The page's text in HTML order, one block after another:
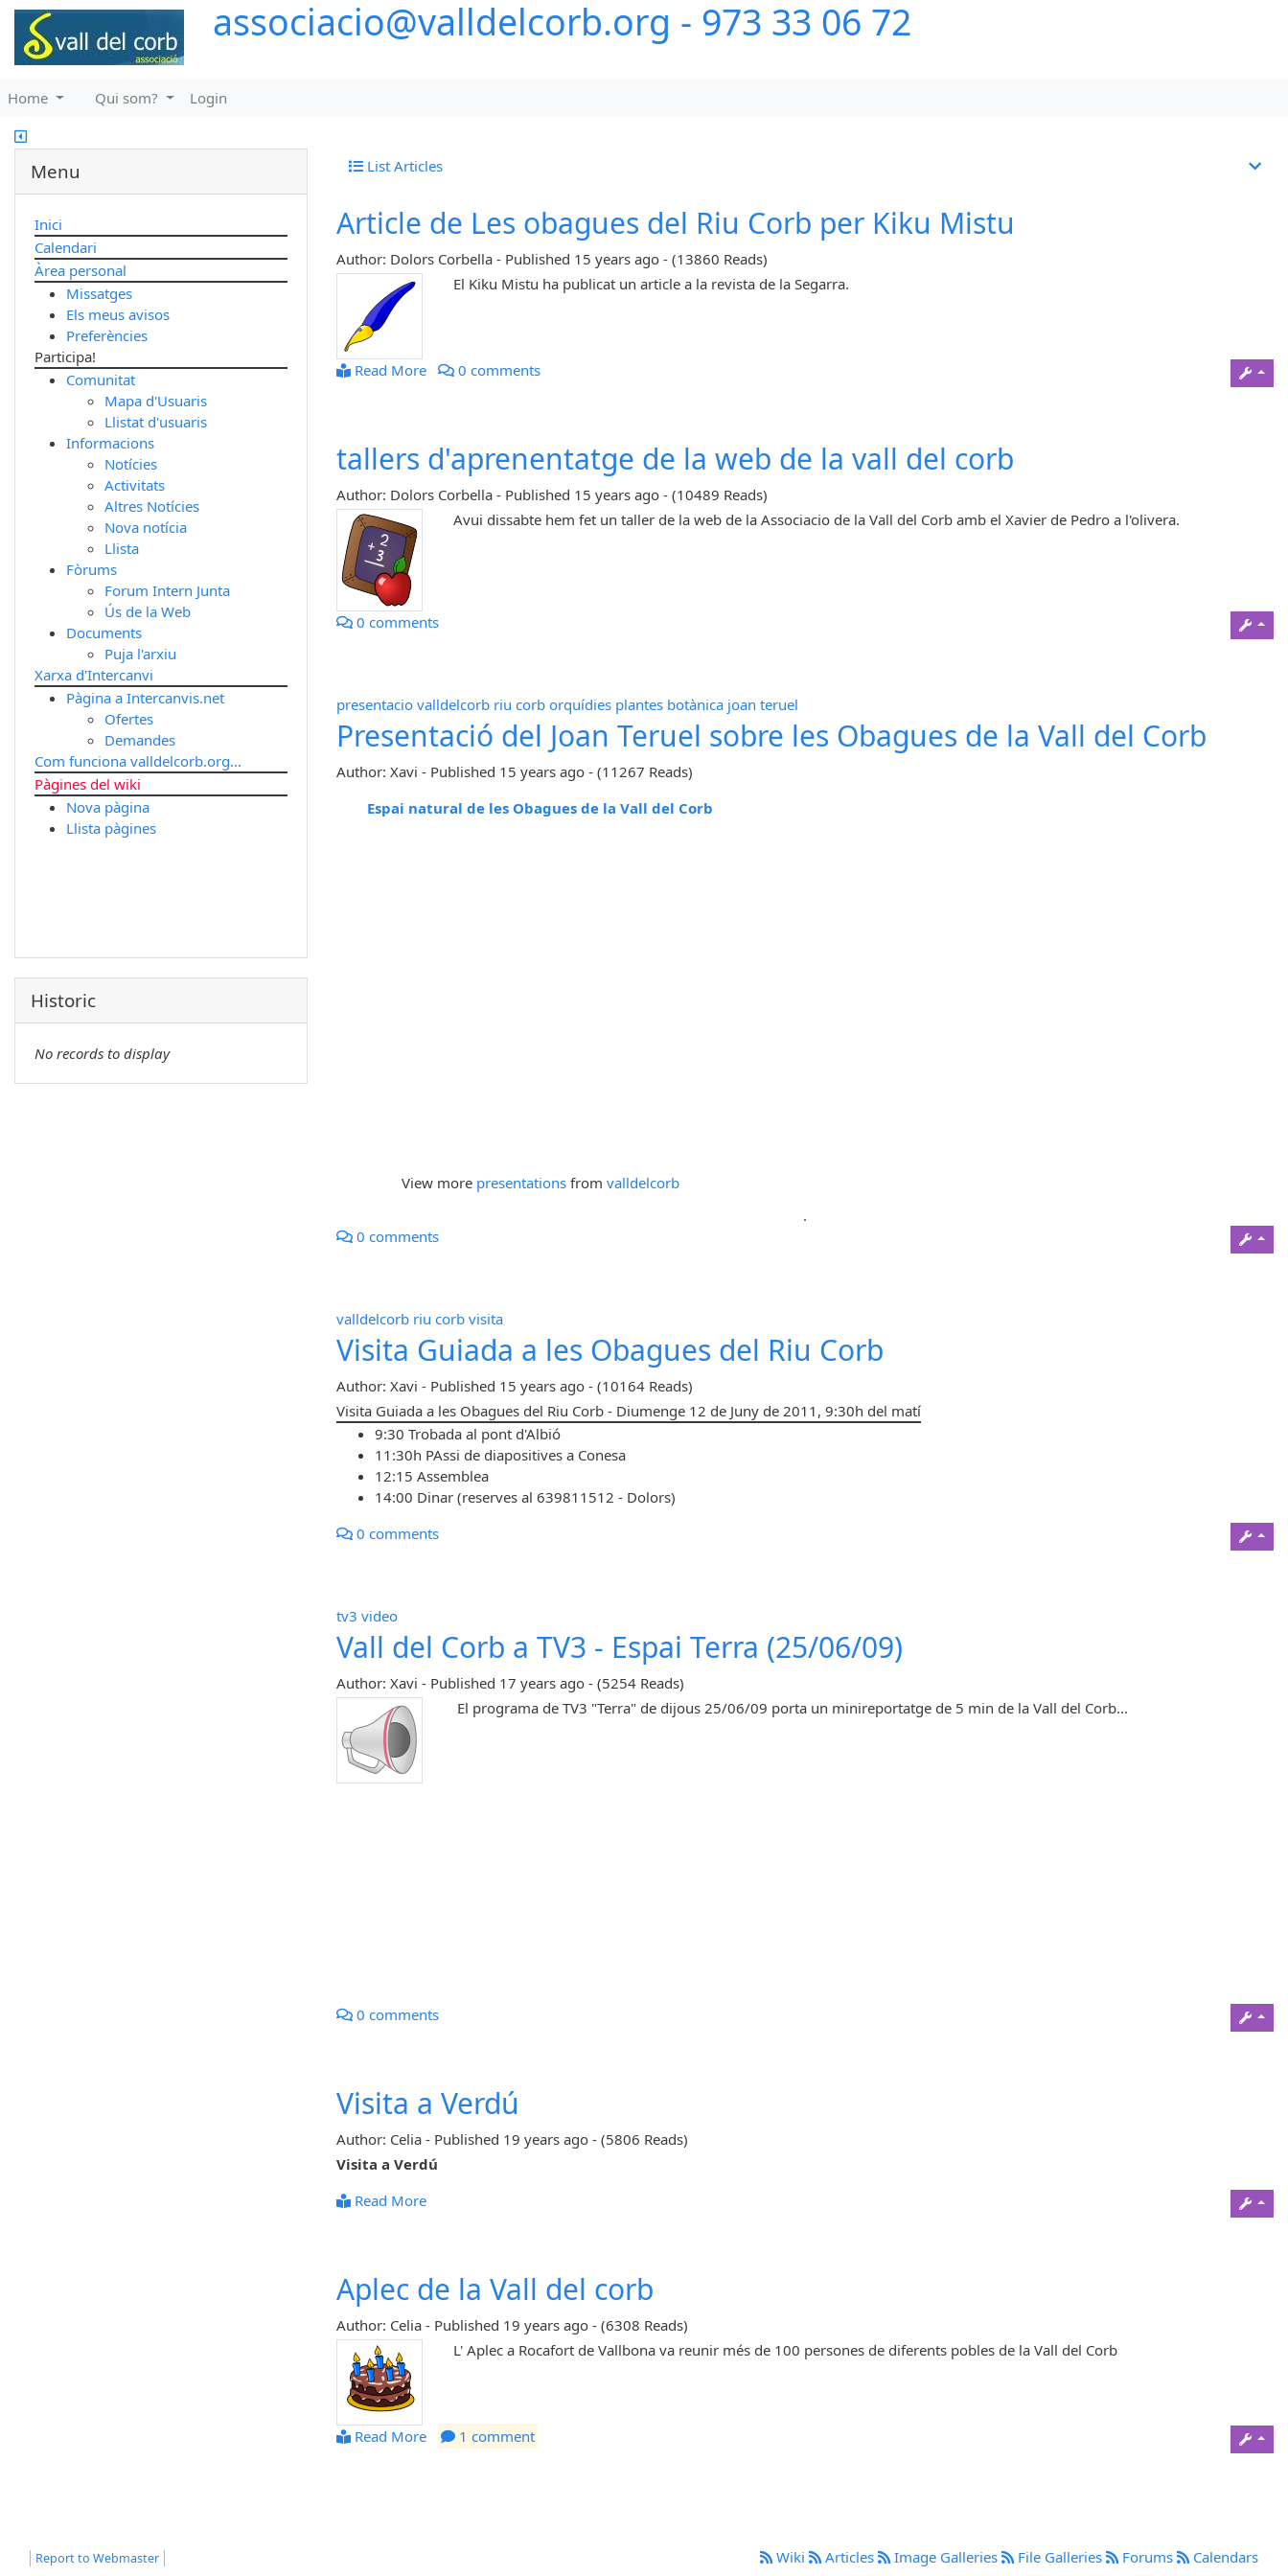
associacio@valldelcorb.org - 973 33 06 72
Home Qui som? Login
List Articles
Article de Les obagues del Riu Corb per Kiku Mistu
Author: Dolors Corbella - Published 15 years ago - (13860 Reads)
El Kiku Mistu ha publicat un article a la revista de la Segarra.
Read More 0 comments
tallers d'aprenentatge de la web de la vall del corb
Author: Dolors Corbella - Published 15 years ago - (10489 Reads)
Avui dissabte hem fet un taller de la web de la Associacio de la Vall del Corb amb el Xavier de Pedro a l'olivera.
0 comments
presentacio valldelcorb riu corb orquídies plantes botànica joan teruel
Presentació del Joan Teruel sobre les Obagues de la Vall del Corb
Author: Xavi - Published 15 years ago - (11267 Reads)
Espai natural de les Obagues de la Vall del Corb
View more presentationsfrom valldelcorb
.
0 comments
valldelcorb riu corb visita
Visita Guiada a les Obagues del Riu Corb
Author: Xavi - Published 15 years ago - (10164 Reads)
Visita Guiada a les Obagues del Riu Corb - Diumenge 12 de Juny de 2011, 9:30h del matí
9:30 Trobada al pont d'Albió
11:30h PAssi de diapositives a Conesa
12:15 Assemblea
14:00 Dinar (reserves al 639811512 - Dolors)
0 comments
tv3 video
Vall del Corb a TV3 - Espai Terra (25/06/09)
Author: Xavi - Published 17 years ago - (5254 Reads)
El programa de TV3 "Terra" de dijous 25/06/09 porta un minireportatge de 5 min de la Vall del Corb...
0 comments
Visita a Verdú
Author: Celia - Published 19 years ago - (5806 Reads)
Visita a Verdú
Read More
Aplec de la Vall del corb
Author: Celia - Published 19 years ago - (6308 Reads)
L' Aplec a Rocafort de Vallbona va reunir més de 100 persones de diferents pobles de la Vall del Corb
Read More 1 comment
Menu
Inici
Calendari
Àrea personal
Missatges
Els meus avisos
Preferències
Participa!
Comunitat
Mapa d'Usuaris
Llistat d'usuaris
Informacions
Notícies
Activitats
Altres Notícies
Nova notícia
Llista
Fòrums
Forum Intern Junta
Ús de la Web
Documents
Puja l'arxiu
Xarxa d'Intercanvi
Pàgina a Intercanvis.net
Ofertes
Demandes
Com funciona valldelcorb.org...
Pàgines del wiki
Nova pàgina
Llista pàgines
Historic
No records to display
Report to Webmaster Wiki Articles Image Galleries File Galleries Forums Calendars